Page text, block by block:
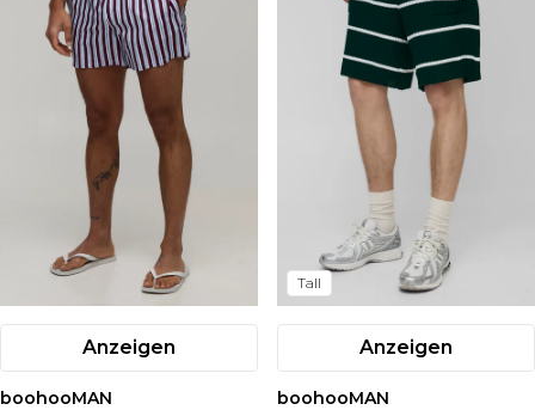
Anzeigen
boohooMAN
Tall
Anzeigen
boohooMAN